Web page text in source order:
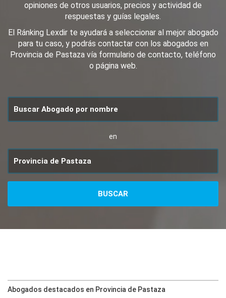
opiniones de otros usuarios, precios y actividad de
respuestas y guías legales.
El Ránking Lexdir te ayudará a seleccionar al mejor abogado
para tu caso, y podrás contactar con los abogados en
Provincia de Pastaza vía formulario de contacto, teléfono
o página web.
en
Abogados destacados en Provincia de Pastaza